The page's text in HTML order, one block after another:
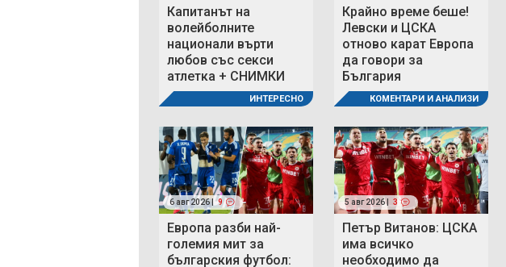
Капитанът на
волейболните
национали върти
любов със секси
атлетка + СНИМКИ
ИНТЕРЕСНО
Крайно време беше!
Левски и ЦСКА
отново карат Европа
да говори за
България
КОМЕНТАРИ И АНАЛИЗИ
6 авг 2026 | 9
Европа разби най-
големия мит за
българския футбол:
5 авг 2026 | 3
Петър Витанов: ЦСКА
има всичко
необходимо да